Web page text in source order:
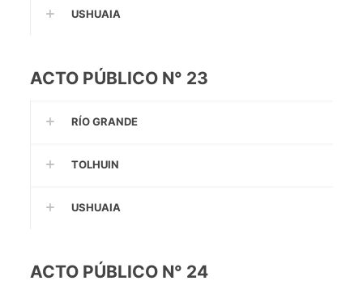
USHUAIA
ACTO PÚBLICO N° 23
RÍO GRANDE
TOLHUIN
USHUAIA
ACTO PÚBLICO N° 24